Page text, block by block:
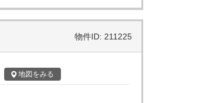
物件ID: 211225
地図をみる